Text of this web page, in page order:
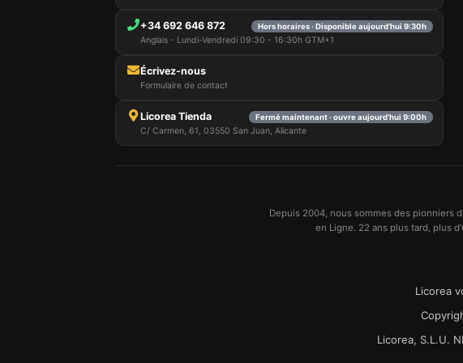
+34 692 646 872 Hors horaires · Disponible aujourd’hui 9:30h
Anglais - Lundi-Vendredi 09:30 - 16:30h GTM+1
Écrivez-nous
Formulaire de contact
Licorea Tienda Fermé maintenant · ouvre aujourd’hui 9:00h
C/ Carmen, 61, 03550 San Juan, Alicante
Depuis 2004, nous sommes des pionniers
en Ligne. 22 ans plus tard, plus
Licorea
Licorea, S.L.U.